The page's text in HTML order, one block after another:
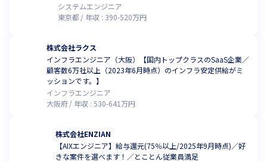
システムエンジニア
東京都
年収 : 390-520万円
株式会社ラクス
インフラエンジニア（大阪）【国内トップクラスのSaaS企業／
顧客数6万社以上（2023年6月時点）のインフラ安定供給がミ
ッションです。】
インフラエンジニア
大阪府
年収 : 530-641 万円
株式会社ENZIAN
【AIXエンジニア】給与還元(75％以上/2025年9月時点)／好
きな案件を選べます！／とことん従業員満足